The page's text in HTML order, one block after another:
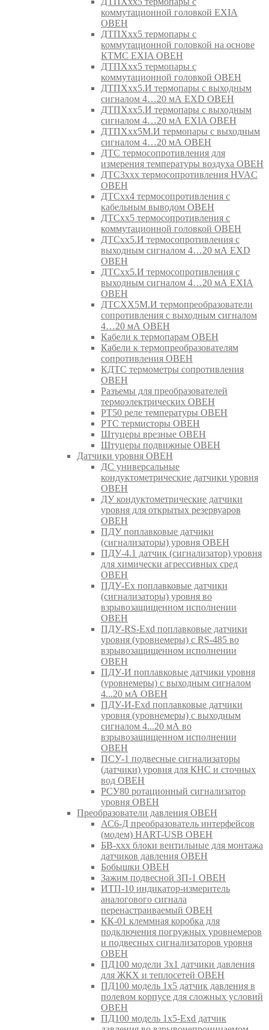
коммутационной головкой EXIA
ОВЕН
ДТПХхх5 термопары с
коммутационной головкой на основе
КТМС EXIA ОВЕН
ДТПХхх5 термопары с
коммутационной головкой ОВЕН
ДТПХхх5.И термопары с выходным
сигналом 4…20 мА EXD ОВЕН
ДТПХхх5.И термопары с выходным
сигналом 4…20 мА EXIA ОВЕН
ДТПХхх5М.И термопары с выходным
сигналом 4…20 мА ОВЕН
ДТС термосопротивления для
измерения температуры воздуха ОВЕН
ДТС3ххх термосопротивления HVAC
ОВЕН
ДТСхх4 термосопротивления с
кабельным выводом ОВЕН
ДТСхх5 термосопротивления с
коммутационной головкой ОВЕН
ДТСхх5.И термосопротивления с
выходным сигналом 4…20 мА EXD
ОВЕН
ДТСхх5.И термосопротивления с
выходным сигналом 4…20 мА EXIA
ОВЕН
ДТСХХ5М.И термопреобразователи
сопротивления с выходным сигналом
4…20 мА ОВЕН
Кабели к термопарам ОВЕН
Кабели к термопреобразователям
сопротивления ОВЕН
КДТС термометры сопротивления
ОВЕН
Разъемы для преобразователей
термоэлектрических ОВЕН
РТ50 реле температуры ОВЕН
РТС термисторы ОВЕН
Штуцеры врезные ОВЕН
Штуцеры подвижные ОВЕН
Датчики уровня ОВЕН
ДС универсальные
кондуктометрические датчики уровня
ОВЕН
ДУ кондуктометрические датчики
уровня для открытых резервуаров
ОВЕН
ПДУ поплавковые датчики
(сигнализаторы) уровня ОВЕН
ПДУ-4.1 датчик (сигнализатор) уровня
для химически агрессивных сред
ОВЕН
ПДУ-Ex поплавковые датчики
(сигнализаторы) уровня во
взрывозащищенном исполнении
ОВЕН
ПДУ-RS-Exd поплавковые датчики
уровня (уровнемеры) с RS-485 во
взрывозащищенном исполнении
ОВЕН
ПДУ-И поплавковые датчики уровня
(уровнемеры) с выходным сигналом
4...20 мА ОВЕН
ПДУ-И-Exd поплавковые датчики
уровня (уровнемеры) с выходным
сигналом 4...20 мА во
взрывозащищенном исполнении
ОВЕН
ПСУ-1 подвесные сигнализаторы
(датчики) уровня для КНС и сточных
вод ОВЕН
РСУ80 ротационный сигнализатор
уровня ОВЕН
Преобразователи давления ОВЕН
АС6-Д преобразователь интерфейсов
(модем) HART-USB ОВЕН
БВ-ххх блоки вентильные для монтажа
датчиков давления ОВЕН
Бобышки ОВЕН
Зажим подвесной ЗП-1 ОВЕН
ИТП-10 индикатор-измеритель
аналогового сигнала
перенастраиваемый ОВЕН
КК-01 клеммная коробка для
подключения погружных уровнемеров
и подвесных сигнализаторов уровня
ОВЕН
ПД100 модели 3х1 датчики давления
для ЖКХ и теплосетей ОВЕН
ПД100 модель 1х5 датчик давления в
полевом корпусе для сложных условий
ОВЕН
ПД100 модель 1х5-Exd датчик